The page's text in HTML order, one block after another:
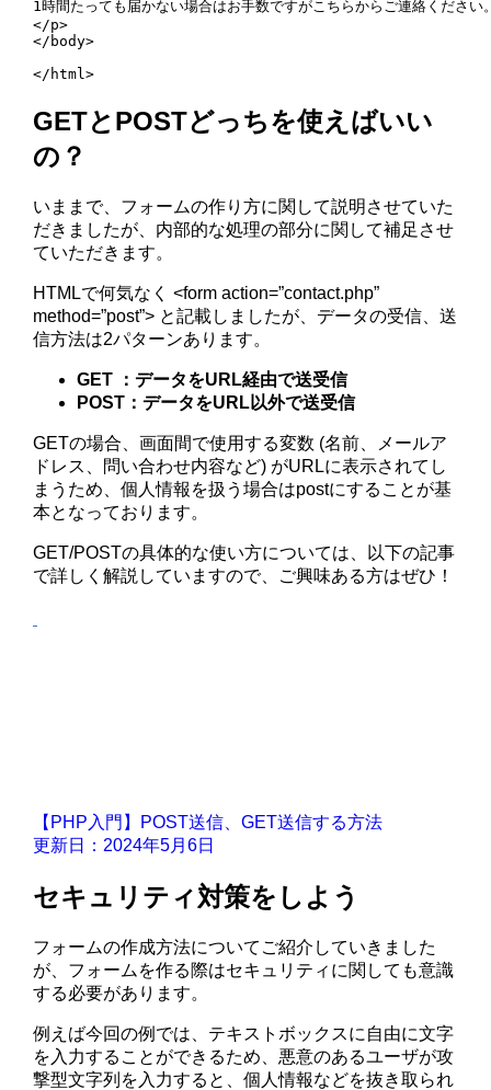
1時間たっても届かない場合はお手数ですがこちらからご連絡ください
</p>
</body>
</html>
GETとPOSTどっちを使えばいい
の？
いままで、フォームの作り方に関して説明させていた
だきましたが、内部的な処理の部分に関して補足させ
ていただきます。
HTMLで何気なく <form action=”contact.php”
method=”post”> と記載しましたが、データの受信、送
信方法は2パターンあります。
GET ：データをURL経由で送受信
POST：データをURL以外で送受信
GETの場合、画面間で使用する変数 (名前、メールア
ドレス、問い合わせ内容など) がURLに表示されてし
まうため、個人情報を扱う場合はpostにすることが基
本となっております。
GET/POSTの具体的な使い方については、以下の記事
で詳しく解説していますので、ご興味ある方はぜひ！
【PHP入門】POST送信、GET送信する方法
更新日：2024年5月6日
セキュリティ対策をしよう
フォームの作成方法についてご紹介していきました
が、フォームを作る際はセキュリティに関しても意識
する必要があります。
例えば今回の例では、テキストボックスに自由に文字
を入力することができるため、悪意のあるユーザが攻
撃型文字列を入力すると、個人情報などを抜き取られ